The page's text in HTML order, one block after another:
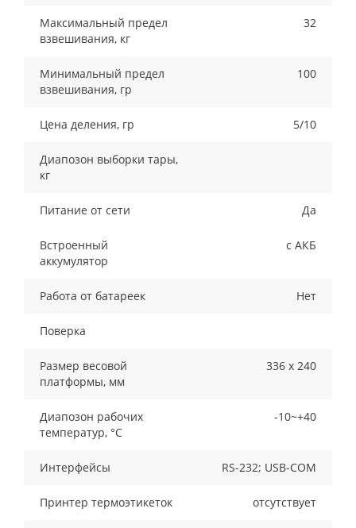
Максимальный предел
взвешивания, кг
32
Минимальный предел
взвешивания, гр
100
Цена деления, гр 5/10
Диапозон выборки тары,
кг
Питание от сети Да
Встроенный
аккумулятор
с АКБ
Работа от батареек Нет
Поверка
Размер весовой
платформы, мм
336 х 240
Диапозон рабочих
температур, °С
-10~+40
Интерфейсы RS-232; USB-COM
Принтер термоэтикеток отсутствует